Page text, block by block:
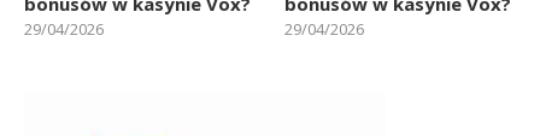
29/04/2026 29/04/2026